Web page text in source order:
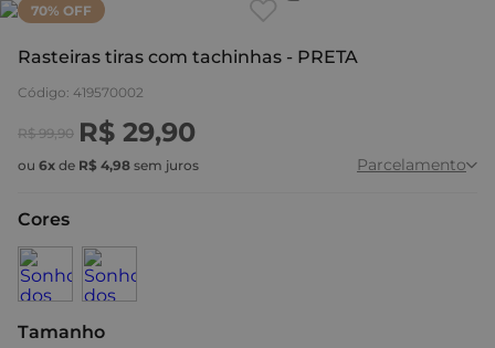
70% OFF
Rasteiras tiras com tachinhas - PRETA
Código: 419570002
R$ 99,90 R$ 29,90
ou 6x de R$ 4,98 sem juros Parcelamento
Cores
Tamanho